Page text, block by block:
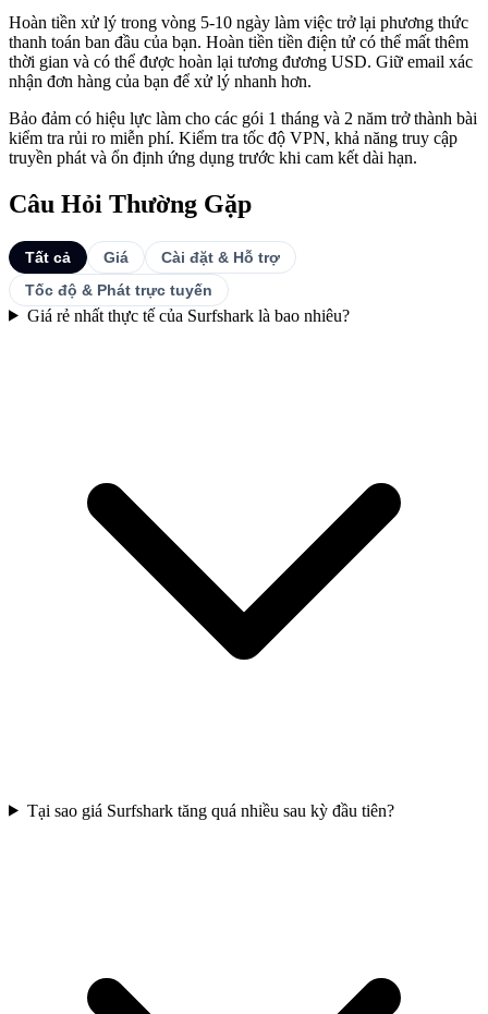
Hoàn tiền xử lý trong vòng 5-10 ngày làm việc trở lại phương thức
thanh toán ban đầu của bạn. Hoàn tiền tiền điện tử có thể mất thêm
thời gian và có thể được hoàn lại tương đương USD. Giữ email xác
nhận đơn hàng của bạn để xử lý nhanh hơn.
Bảo đảm có hiệu lực làm cho các gói 1 tháng và 2 năm trở thành bài
kiểm tra rủi ro miễn phí. Kiểm tra tốc độ VPN, khả năng truy cập
truyền phát và ổn định ứng dụng trước khi cam kết dài hạn.
Câu Hỏi Thường Gặp
Tất cả Giá
Cài đặt & Hỗ trợ
Tốc độ & Phát trực tuyến
Giá rẻ nhất thực tế của Surfshark là bao nhiêu?
Tại sao giá Surfshark tăng quá nhiều sau kỳ đầu tiên?